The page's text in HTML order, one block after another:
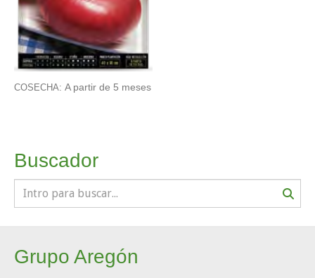
COSECHA: A partir de 5 meses
Buscador
Grupo Aregón